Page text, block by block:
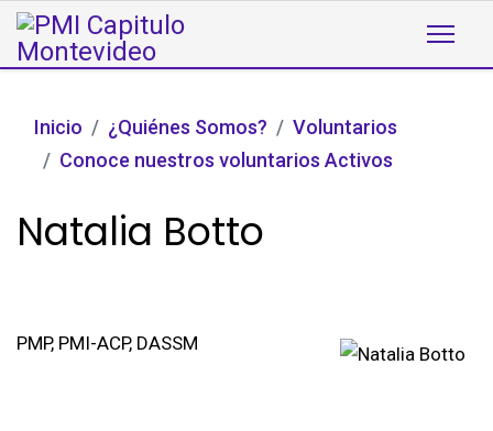
Inicio ¿Quiénes Somos?
Voluntarios
Conoce nuestros voluntarios Activos
Natalia Botto
PMP, PMI-ACP, DASSM